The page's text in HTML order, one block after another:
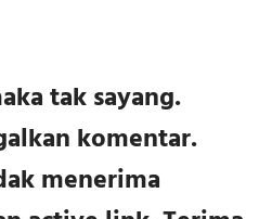
tak sayang.
komentar.
menerima